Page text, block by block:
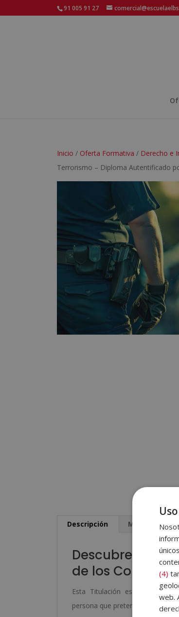
91 005 91 27
Inicio / Oferta Formativa / Derecho e
Terrorismo – Diploma Autentificado
Descripción Metodología
Descubre todo
de los
Esta Titulación está dirigida a
persona que pretenda adquirir
(4)
web.